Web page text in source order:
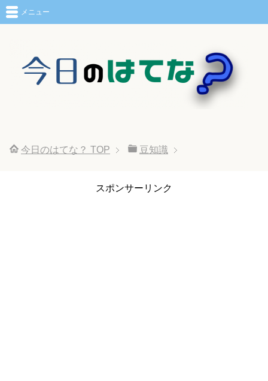
メニュー
今日のはてな？ TOP 豆知識
スポンサーリンク